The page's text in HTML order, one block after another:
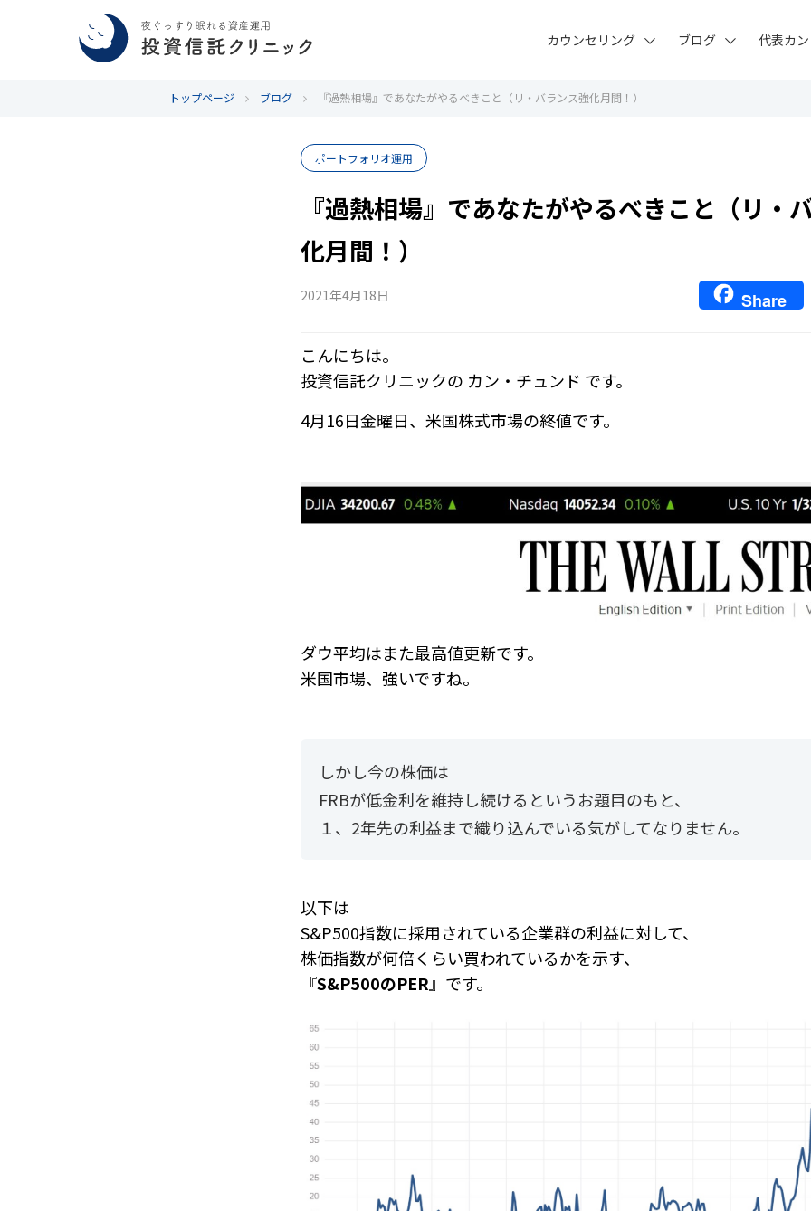
カウンセリング ブログ 代表カ
トップページ ブログ 『過熱相場』であなたがやるべきこと（リ・バランス強化月間！）
ポートフォリオ運用
『過熱相場』であなたがやるべきこと（リ・
化月間！）
2021年4月18日 Share
こんにちは。
投資信託クリニックの カン・チュンド です。
4月16日金曜日、米国株式市場の終値です。
ダウ平均はまた最高値更新です。
米国市場、強いですね。
しかし今の株価は
FRBが低金利を維持し続けるというお題目のもと、
１、2年先の利益まで織り込んでいる気がしてなりません。
以下は
S&P500指数に採用されている企業群の利益に対して、
株価指数が何倍くらい買われているかを示す、
『S&P500のPER』です。